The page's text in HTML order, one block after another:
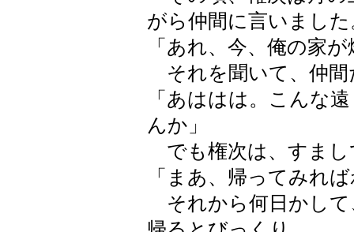
がら仲間に言いました
「あれ、今、俺の家
それを聞いて、仲間
「あははは。こんな
んか」
でも権次は、すまし
「まあ、帰ってみれ
それから何日かして